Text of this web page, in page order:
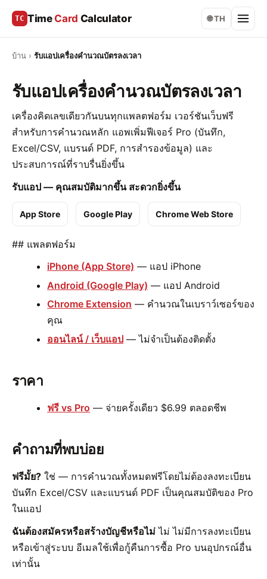
TC Time Card Calculator 🌐 TH
บ้าน › รับแอปเครื่องคำนวณบัตรลงเวลา
รับแอปเครื่องคำนวณบัตรลงเวลา
เครื่องคิดเลขเดียวกันบนทุกแพลตฟอร์ม เวอร์ชันเว็บฟรี
สำหรับการคำนวณหลัก แอพเพิ่มฟีเจอร์ Pro (บันทึก,
Excel/CSV, แบรนด์ PDF, การสำรองข้อมูล) และ
ประสบการณ์ที่ราบรื่นยิ่งขึ้น
รับแอป — คุณสมบัติมากขึ้น สะดวกยิ่งขึ้น
App Store Google Play Chrome Web Store
## แพลตฟอร์ม
iPhone (App Store) — แอป iPhone
Android (Google Play) — แอป Android
Chrome Extension — คำนวณในเบราว์เซอร์ของ
คุณ
ออนไลน์ / เว็บแอป — ไม่จำเป็นต้องติดตั้ง
ราคา
ฟรี vs Pro — จ่ายครั้งเดียว $6.99 ตลอดชีพ
คำถามที่พบบ่อย
ฟรีมั้ย? ใช่ — การคำนวณทั้งหมดฟรีโดยไม่ต้องลงทะเบียน
บันทึก Excel/CSV และแบรนด์ PDF เป็นคุณสมบัติของ Pro
ในแอป
ฉันต้องสมัครหรือสร้างบัญชีหรือไม่ ไม่ ไม่มีการลงทะเบียน
หรือเข้าสู่ระบบ อีเมลใช้เพื่อกู้คืนการซื้อ Pro บนอุปกรณ์อื่น
เท่านั้น